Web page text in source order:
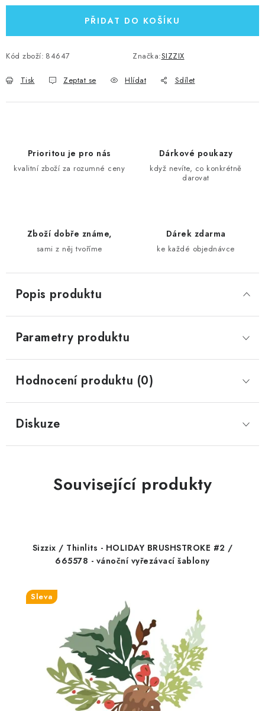
PŘIDAT DO KOŠÍKU
Kód zboží: 84647 Značka:SIZZIX
Tisk Zeptat se Hlídat Sdílet
Prioritou je pro nás
kvalitní zboží za rozumné ceny
Dárkové poukazy
když nevíte, co konkrétně
darovat
Zboží dobře známe,
sami z něj tvoříme
Dárek zdarma
ke každé objednávce
Popis produktu
Parametry produktu
Hodnocení produktu (0)
Diskuze
Související produkty
Sizzix / Thinlits - HOLIDAY BRUSHSTROKE #2 /
665578 - vánoční vyřezávací šablony
Sleva